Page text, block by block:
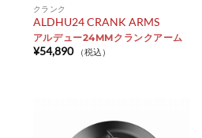
クランク
ALDHU24 CRANK ARMS
アルデュー24MMクランクアーム
¥54,890 （税込）